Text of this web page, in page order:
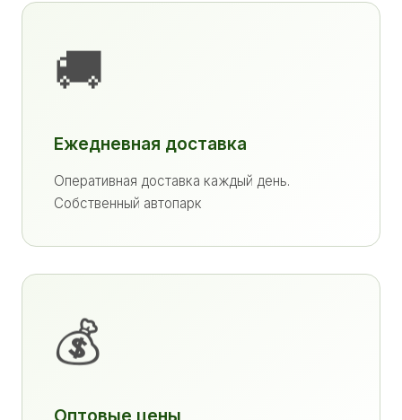
🚚
Ежедневная доставка
Оперативная доставка каждый день.
Собственный автопарк
💰
Оптовые цены